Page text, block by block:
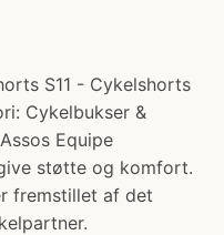
S11 - Cykelshorts
Cykelbukser &
Equipe
støtte og komfort.
fremstillet af det